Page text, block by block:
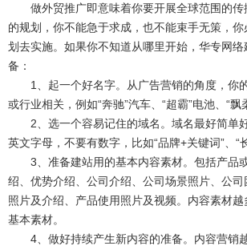
做外贸推广即意味着你要开展全球范围的传
的规划，你不能急于求成，也不能束手无策，
划去实施。如果你不知道从哪里开始，华专网
备：
1、起一个好名字。从广告营销的角度，你
或行业相关，例如“奔驰”汽车、“超霸”电池、“飘
2、选一个容易记住的域名。域名最好简单
英文字母，不要有数字，比如“品牌+关键词”、“
3、准备建站用的基本内容素材。包括产品
绍、优势介绍、公司介绍、公司场景照片、公
照片及介绍、产品使用照片及视频。内容素材
基本素材。
4、做好持续产生新内容的准备。内容营销